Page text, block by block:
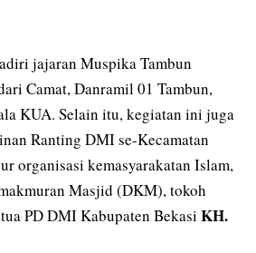
jajaran Muspika Tambun
Camat, Danramil 01 Tambun,
KUA. Selain itu, kegiatan ini juga
Ranting DMI se-Kecamatan
organisasi kemasyarakatan Islam,
Masjid (DKM), tokoh
PD DMI Kabupaten Bekasi KH.